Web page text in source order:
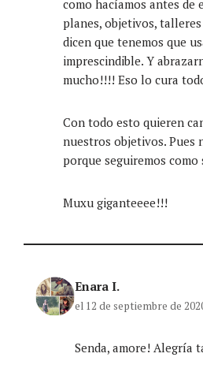
como hacíamos antes de
planes, objetivos,
dicen que tenemos que
imprescindible. Y
mucho!!!! Eso lo cura
Con todo esto quieren
nuestros objetivos. Pues
porque seguiremos como
Muxu giganteeee!!!
Enara I.
el 12 de septiembre de
Senda, amore! Alegría